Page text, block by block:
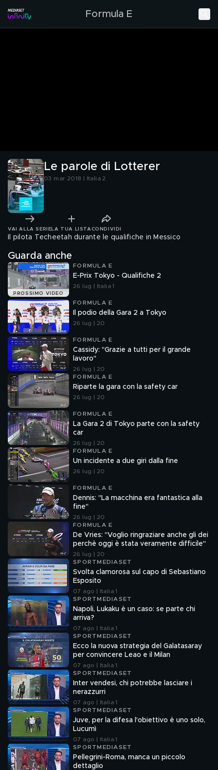
Formula E
Le parole di Lotterer
03 mar 2018 | Italia 2
VAI ALLA SERIE LA TUA LISTA CONDIVIDI
Il pilota Techeetah durante le qualifiche in Messico
Guarda anche
PROSSIMO VIDEO
FORMULA E
E-Prix Tokyo - Qualifiche 2
26 lug | Italia 1
FORMULA E
Il podio della Gara 2 a Tokyo
26 lug | 20
FORMULA E
Cassidy: "Grazie a tutti per il grande
lavoro"
26 lug | 20
FORMULA E
Riparte la gara con la safety car
26 lug | 20
FORMULA E
La Gara 2 di Tokyo parte con la safety
car
26 lug | 20
FORMULA E
Un incidente a due giri dalla fine
26 lug | 20
FORMULA E
Dennis: "La macchina era fantastica alla
fine"
26 lug | 20
FORMULA E
De Vries: "Voglio ringraziare anche gli dei
perchè oggi è stata veramente difficile"
26 lug | 20
SPORTMEDIASET
Svolta clamorosa sul capo di Sebastiano
Esposito
07 ago | Italia 1
SPORTMEDIASET
Napoli, Lukaku è un caso: se parte chi
arriva?
07 ago | Italia 1
SPORTMEDIASET
Ecco la nuova strategia del Galatasaray
per convincere Leao e il Milan
07 ago | Italia 1
SPORTMEDIASET
Inter vendesi, chi potrebbe lasciare i
nerazzurri
07 ago | Italia 1
SPORTMEDIASET
Juve, per la difesa l'obiettivo è uno solo,
Lucumì
07 ago | Italia 1
SPORTMEDIASET
Pellegrini-Roma, manca un piccolo
dettaglio